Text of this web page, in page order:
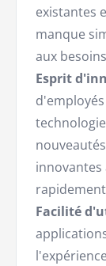
existantes
manque
aux
Esprit
innovantes
Facilité